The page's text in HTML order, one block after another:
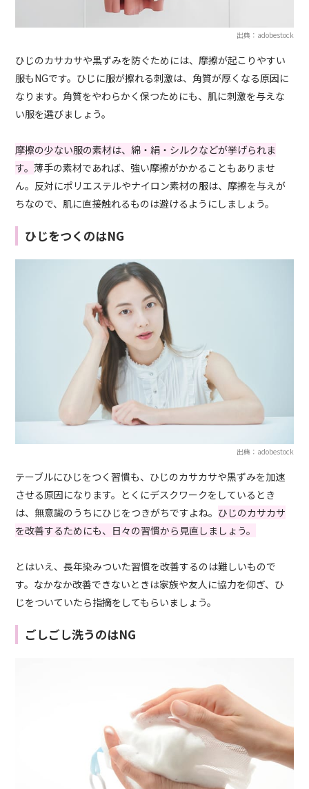
出典：adobestock
ひじのカサカサや黒ずみを防ぐためには、摩擦が起こりやすい
服もNGです。ひじに服が擦れる刺激は、角質が厚くなる原因に
なります。角質をやわらかく保つためにも、肌に刺激を与えな
い服を選びましょう。
摩擦の少ない服の素材は、綿・絹・シルクなどが挙げられま
す。薄手の素材であれば、強い摩擦がかかることもありませ
ん。反対にポリエステルやナイロン素材の服は、摩擦を与えが
ちなので、肌に直接触れるものは避けるようにしましょう。
ひじをつくのはNG
出典：adobestock
テーブルにひじをつく習慣も、ひじのカサカサや黒ずみを加速
させる原因になります。とくにデスクワークをしているとき
は、無意識のうちにひじをつきがちですよね。 ひじのカサカサ
を改善するためにも、日々の習慣から見直しましょう。
とはいえ、長年染みついた習慣を改善するのは難しいもので
す。なかなか改善できないときは家族や友人に協力を仰ぎ、ひ
じをついていたら指摘をしてもらいましょう。
ごしごし洗うのはNG